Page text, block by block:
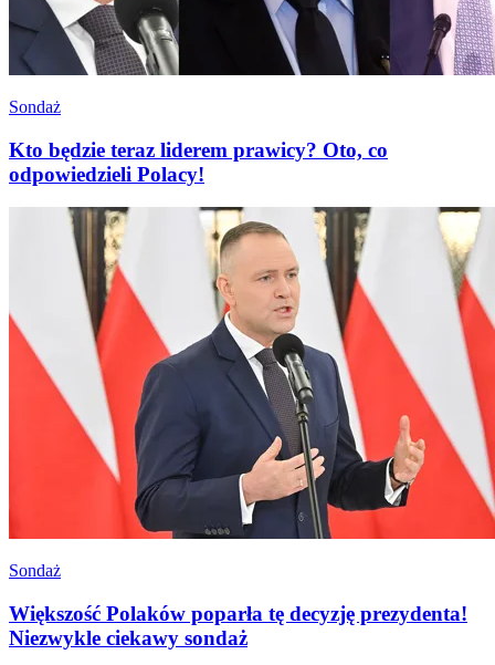
Sondaż
Kto będzie teraz liderem prawicy? Oto, co
odpowiedzieli Polacy!
Sondaż
Większość Polaków poparła tę decyzję prezydenta!
Niezwykle ciekawy sondaż